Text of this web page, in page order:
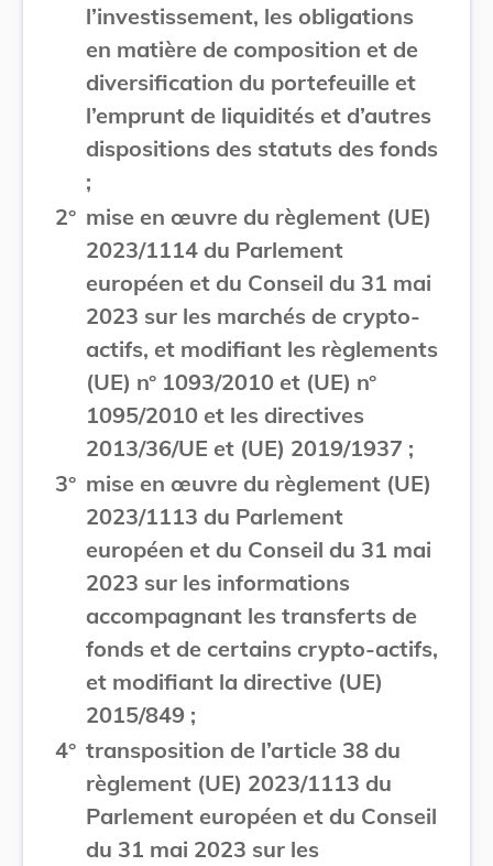
l’investissement, les obligations
en matière de composition et de
diversification du portefeuille et
l’emprunt de liquidités et d’autres
dispositions des statuts des fonds
;
2° mise en œuvre du règlement (UE)
2023/1114 du Parlement
européen et du Conseil du 31 mai
2023 sur les marchés de crypto-
actifs, et modifiant les règlements
(UE) n° 1093/2010 et (UE) n°
1095/2010 et les directives
2013/36/UE et (UE) 2019/1937 ;
3° mise en œuvre du règlement (UE)
2023/1113 du Parlement
européen et du Conseil du 31 mai
2023 sur les informations
accompagnant les transferts de
fonds et de certains crypto-actifs,
et modifiant la directive (UE)
2015/849 ;
4° transposition de l’article 38 du
règlement (UE) 2023/1113 du
Parlement européen et du Conseil
du 31 mai 2023 sur les